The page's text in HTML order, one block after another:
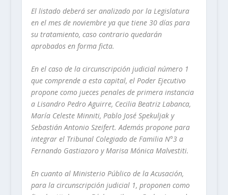
El listado deberá ser analizado por la Legislatura
en el mes de noviembre ya que tiene 30 días para
su tratamiento, caso contrario quedarán
aprobados en forma ficta.
En el caso de la circunscripción judicial número 1
que comprende a esta capital, el Poder Ejecutivo
propone como jueces penales de primera instancia
a Lisandro Pedro Aguirre, Cecilia Beatriz Labanca,
María Celeste Minniti, Pablo José Spekuljak y
Sebastián Antonio Szeifert. Además propone para
integrar el Tribunal Colegiado de Familia N°3 a
Fernando Gastiazoro y Marisa Mónica Malvestiti.
En cuanto al Ministerio Público de la Acusación,
para la circunscripción judicial 1, proponen como